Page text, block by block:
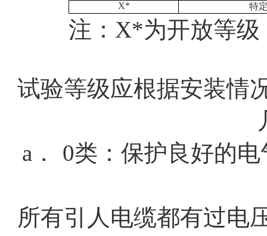
X*
特
注： X*为开放等
试验等级应根据安装情
a．
0类：保护良好的
所有引人电缆都有过电